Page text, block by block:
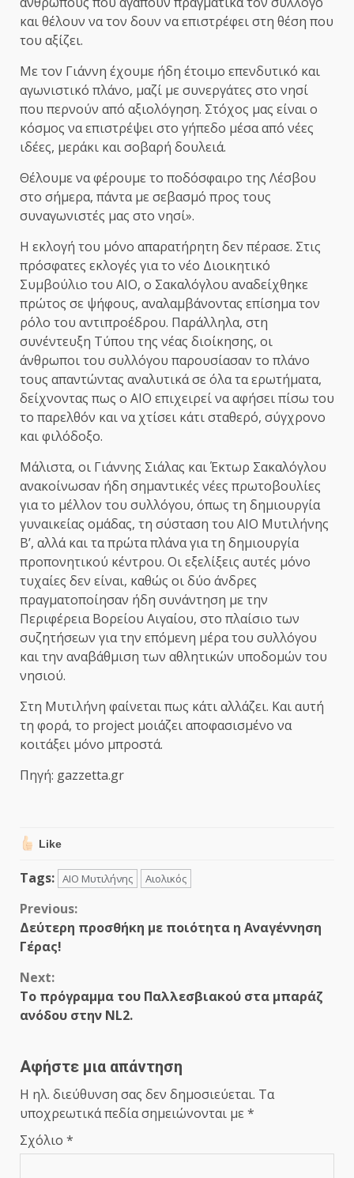
και θέλουν να τον δουν να επιστρέφει στη θέση που
του αξίζει.
Με τον Γιάννη έχουμε ήδη έτοιμο επενδυτικό και
αγωνιστικό πλάνο, μαζί με συνεργάτες στο νησί
που περνούν από αξιολόγηση. Στόχος μας είναι ο
κόσμος να επιστρέψει στο γήπεδο μέσα από νέες
ιδέες, μεράκι και σοβαρή δουλειά.
Θέλουμε να φέρουμε το ποδόσφαιρο της Λέσβου
στο σήμερα, πάντα με σεβασμό προς τους
συναγωνιστές μας στο νησί».
Η εκλογή του μόνο απαρατήρητη δεν πέρασε. Στις
πρόσφατες εκλογές για το νέο Διοικητικό
Συμβούλιο του ΑΙΟ, ο Σακαλόγλου αναδείχθηκε
πρώτος σε ψήφους, αναλαμβάνοντας επίσημα τον
ρόλο του αντιπροέδρου. Παράλληλα, στη
συνέντευξη Τύπου της νέας διοίκησης, οι
άνθρωποι του συλλόγου παρουσίασαν το πλάνο
τους απαντώντας αναλυτικά σε όλα τα ερωτήματα,
δείχνοντας πως ο ΑΙΟ επιχειρεί να αφήσει πίσω του
το παρελθόν και να χτίσει κάτι σταθερό, σύγχρονο
και φιλόδοξο.
Μάλιστα, οι Γιάννης Σιάλας και Έκτωρ Σακαλόγλου
ανακοίνωσαν ήδη σημαντικές νέες πρωτοβουλίες
για το μέλλον του συλλόγου, όπως τη δημιουργία
γυναικείας ομάδας, τη σύσταση του ΑΙΟ Μυτιλήνης
Β’, αλλά και τα πρώτα πλάνα για τη δημιουργία
προπονητικού κέντρου. Οι εξελίξεις αυτές μόνο
τυχαίες δεν είναι, καθώς οι δύο άνδρες
πραγματοποίησαν ήδη συνάντηση με την
Περιφέρεια Βορείου Αιγαίου, στο πλαίσιο των
συζητήσεων για την επόμενη μέρα του συλλόγου
και την αναβάθμιση των αθλητικών υποδομών του
νησιού.
Στη Μυτιλήνη φαίνεται πως κάτι αλλάζει. Και αυτή
τη φορά, το project μοιάζει αποφασισμένο να
κοιτάξει μόνο μπροστά.
Πηγή: gazzetta.gr
Like
Tags: ΑΙΟ Μυτιλήνης Αιολικός
Continue
Reading
Previous:
Δεύτερη προσθήκη με ποιότητα η Αναγέννηση
Γέρας!
Next:
Το πρόγραμμα του Παλλεσβιακού στα μπαράζ
ανόδου στην NL2.
Αφήστε μια απάντηση
Η ηλ. διεύθυνση σας δεν δημοσιεύεται. Τα
υποχρεωτικά πεδία σημειώνονται με *
Σχόλιο *